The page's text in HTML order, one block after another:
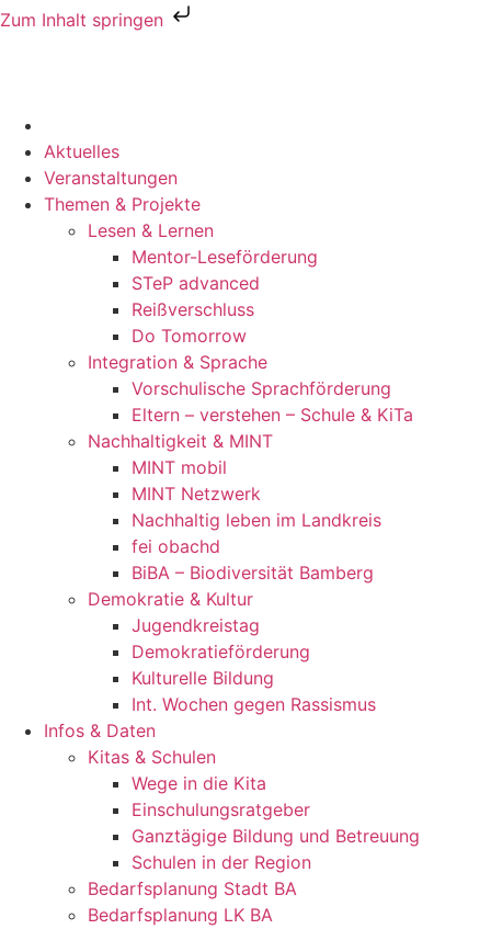
Zum Inhalt springen
Aktuelles
Veranstaltungen
Themen & Projekte
Lesen & Lernen
Mentor-Leseförderung
STeP advanced
Reißverschluss
Do Tomorrow
Integration & Sprache
Vorschulische Sprachförderung
Eltern – verstehen – Schule & KiTa
Nachhaltigkeit & MINT
MINT mobil
MINT Netzwerk
Nachhaltig leben im Landkreis
fei obachd
BiBA – Biodiversität Bamberg
Demokratie & Kultur
Jugendkreistag
Demokratieförderung
Kulturelle Bildung
Int. Wochen gegen Rassismus
Infos & Daten
Kitas & Schulen
Wege in die Kita
Einschulungsratgeber
Ganztägige Bildung und Betreuung
Schulen in der Region
Bedarfsplanung Stadt BA
Bedarfsplanung LK BA